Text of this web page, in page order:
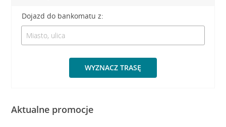
Dojazd do bankomatu z:
WYZNACZ TRASĘ
Aktualne promocje